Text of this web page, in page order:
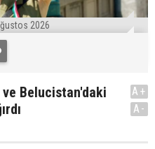
2026
Belucistan'daki
A+
A-